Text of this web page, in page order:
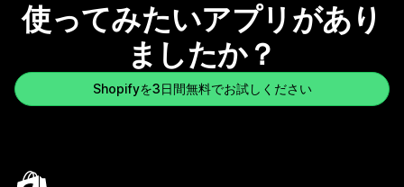
使ってみたいアプリがあり
ましたか？
Shopifyを3日間無料でお試しください